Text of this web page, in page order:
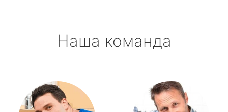
Наша команда